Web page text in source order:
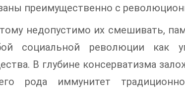
преимущественно с
недопустимо их смешивать,
социальной революции как
В глубине консерватизма
рода иммунитет